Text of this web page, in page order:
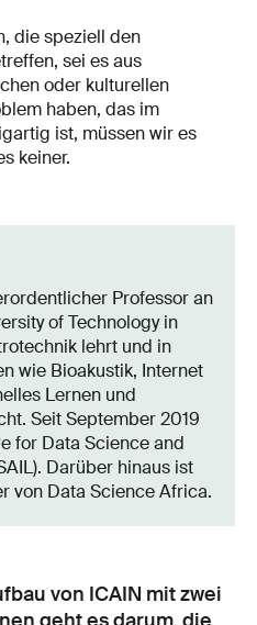
die speziell den
sei es aus
oder kulturellen
haben, das im
ist, müssen wir es
keiner.
Professor an
of Technology in
lehrt und in
wie Bioakustik, Internet
Lernen und
Seit September 2019
for Data Science and
Darüber hinaus ist
von Data Science Africa.
von ICAIN mit zwei